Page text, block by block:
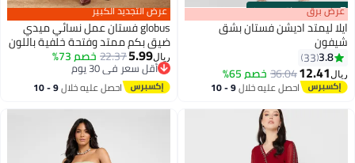
00m:00s
·باقي 100% عرض برق
ايلا ليمتد اديشن فستان بشق
شيفون
3.8
33
ريال 12.41
36.04خصم 65%
احصل عليه خلال 9 - 10
عرض التجديد الكبير
globus فستان عمل نسائي ميدي
ضيق بكم ممتد وفتحة خلفية باللون
الماروني
ريال5.99
22.37خصم 73%
أقل سعر في 30 يوم
أقل سعر في 30 يوماحصل عليه خلال 9 - 10